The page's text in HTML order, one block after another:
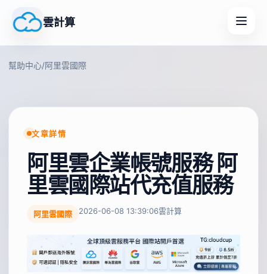
雲計算
幫助中心/阿里雲國際
文章詳情
阿里雲企業帳號服務 阿
里雲國際站代充值服務
阿里雲國際 2026-06-08 13:39:06雲計算